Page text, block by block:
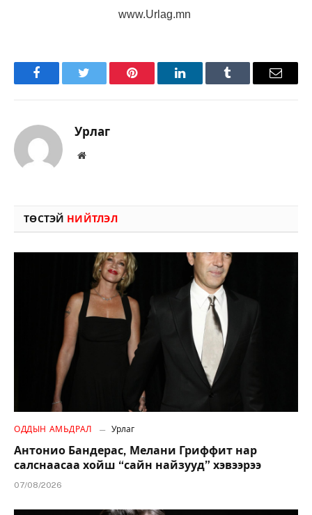
www.Urlag.mn
FacebookTwitter Pinterest LinkedInTumblr Имэйл
Урлаг
Вэбсайт
ТӨСТЭЙ НИЙТЛЭЛ
ОДДЫН АМЬДРАЛ Урлаг
Антонио Бандерас, Мелани Гриффит нар
салснаасаа хойш “сайн найзууд” хэвээрээ
07/08/2026